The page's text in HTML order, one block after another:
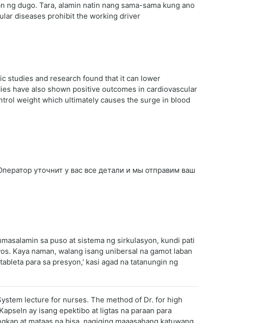
dugo. Tara, alamin natin nang sama-sama kung ano
diseases prohibit the working driver
studies and research found that it can lower
have also shown positive outcomes in cardiovascular
weight which ultimately causes the surge in blood
уточнит у вас все детали и мы отправим ваш
sa puso at sistema ng sirkulasyon, kundi pati
Kaya naman, walang isang unibersal na gamot laban
para sa presyon,' kasi agad na tatanungin ng
lecture for nurses. The method of Dr. for high
ay isang epektibo at ligtas na paraan para